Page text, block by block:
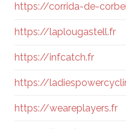
https://corrida-de-
https://laplougastell.fr
https://infcatch.fr
https://
https://weareplayers.fr